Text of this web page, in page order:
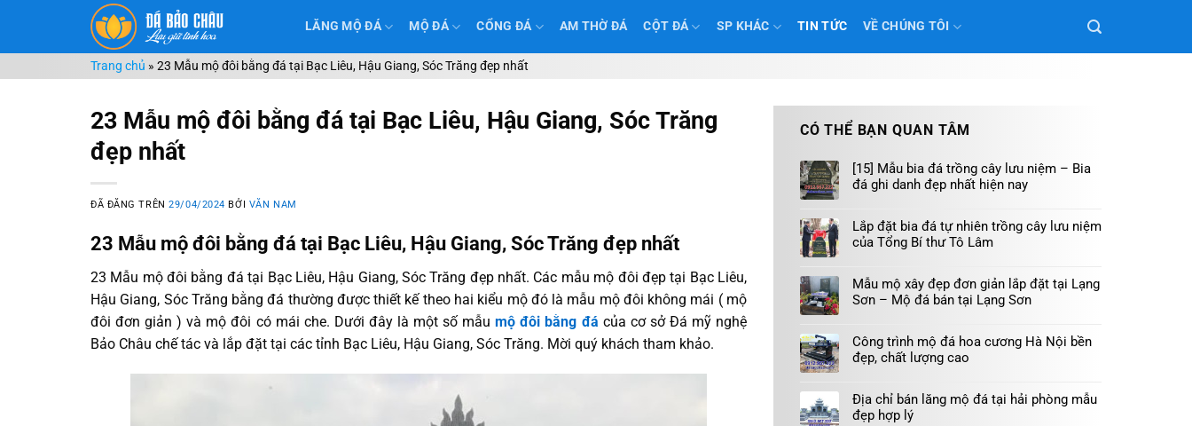
nội
dung
LĂNG MỘ ĐÁ MỘ ĐÁ CỔNG ĐÁ AM THỜ ĐÁ CỘT ĐÁ SP KHÁC TIN TỨC VỀ CHÚNG TÔI
Trang chủ » 23 Mẫu mộ đôi bằng đá tại Bạc Liêu, Hậu Giang, Sóc Trăng đẹp nhất
23 Mẫu mộ đôi bằng đá tại Bạc Liêu, Hậu Giang, Sóc Trăng
đẹp nhất
ĐÃ ĐĂNG TRÊN29/04/2024 BỞI VĂN NAM
23 Mẫu mộ đôi bằng đá tại Bạc Liêu, Hậu Giang, Sóc Trăng đẹp nhất
23 Mẫu mộ đôi bằng đá tại Bạc Liêu, Hậu Giang, Sóc Trăng đẹp nhất. Các mẫu mộ đôi đẹp tại Bạc Liêu,
Hậu Giang, Sóc Trăng bằng đá thường được thiết kế theo hai kiểu mộ đó là mẫu mộ đôi không mái ( mộ
đôi đơn giản ) và mộ đôi có mái che. Dưới đây là một số mẫumộ đôi bằng đá của cơ sở Đá mỹ nghệ
Bảo Châu chế tác và lắp đặt tại các tỉnh Bạc Liêu, Hậu Giang, Sóc Trăng. Mời quý khách tham khảo.
CÓ THỂ BẠN QUAN TÂM
[15] Mẫu bia đá trồng cây lưu niệm – Bia
đá ghi danh đẹp nhất hiện nay
Lắp đặt bia đá tự nhiên trồng cây lưu niệm
của Tổng Bí thư Tô Lâm
Mẫu mộ xây đẹp đơn giản lắp đặt tại Lạng
Sơn – Mộ đá bán tại Lạng Sơn
Công trình mộ đá hoa cương Hà Nội bền
đẹp, chất lượng cao
Địa chỉ bán lăng mộ đá tại hải phòng mẫu
đẹp hợp lý